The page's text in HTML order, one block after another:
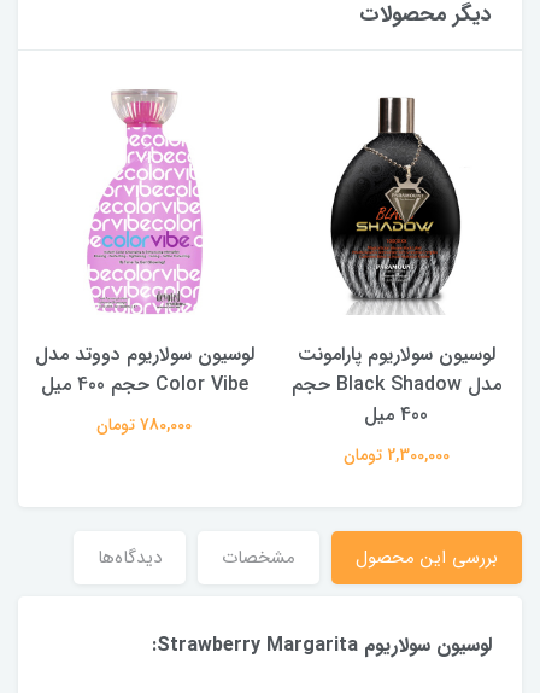
دیگر محصولات
لوسیون سولاریوم پارامونت
مدل Black Shadow حجم
400 میل
2,300,000 تومان
لوسیون سولاریوم دووتد مدل
Color Vibe حجم 400 میل
780,000 تومان
بررسی این محصول مشخصات دیدگاه‌ها
لوسیون سولاریوم Strawberry Margarita: